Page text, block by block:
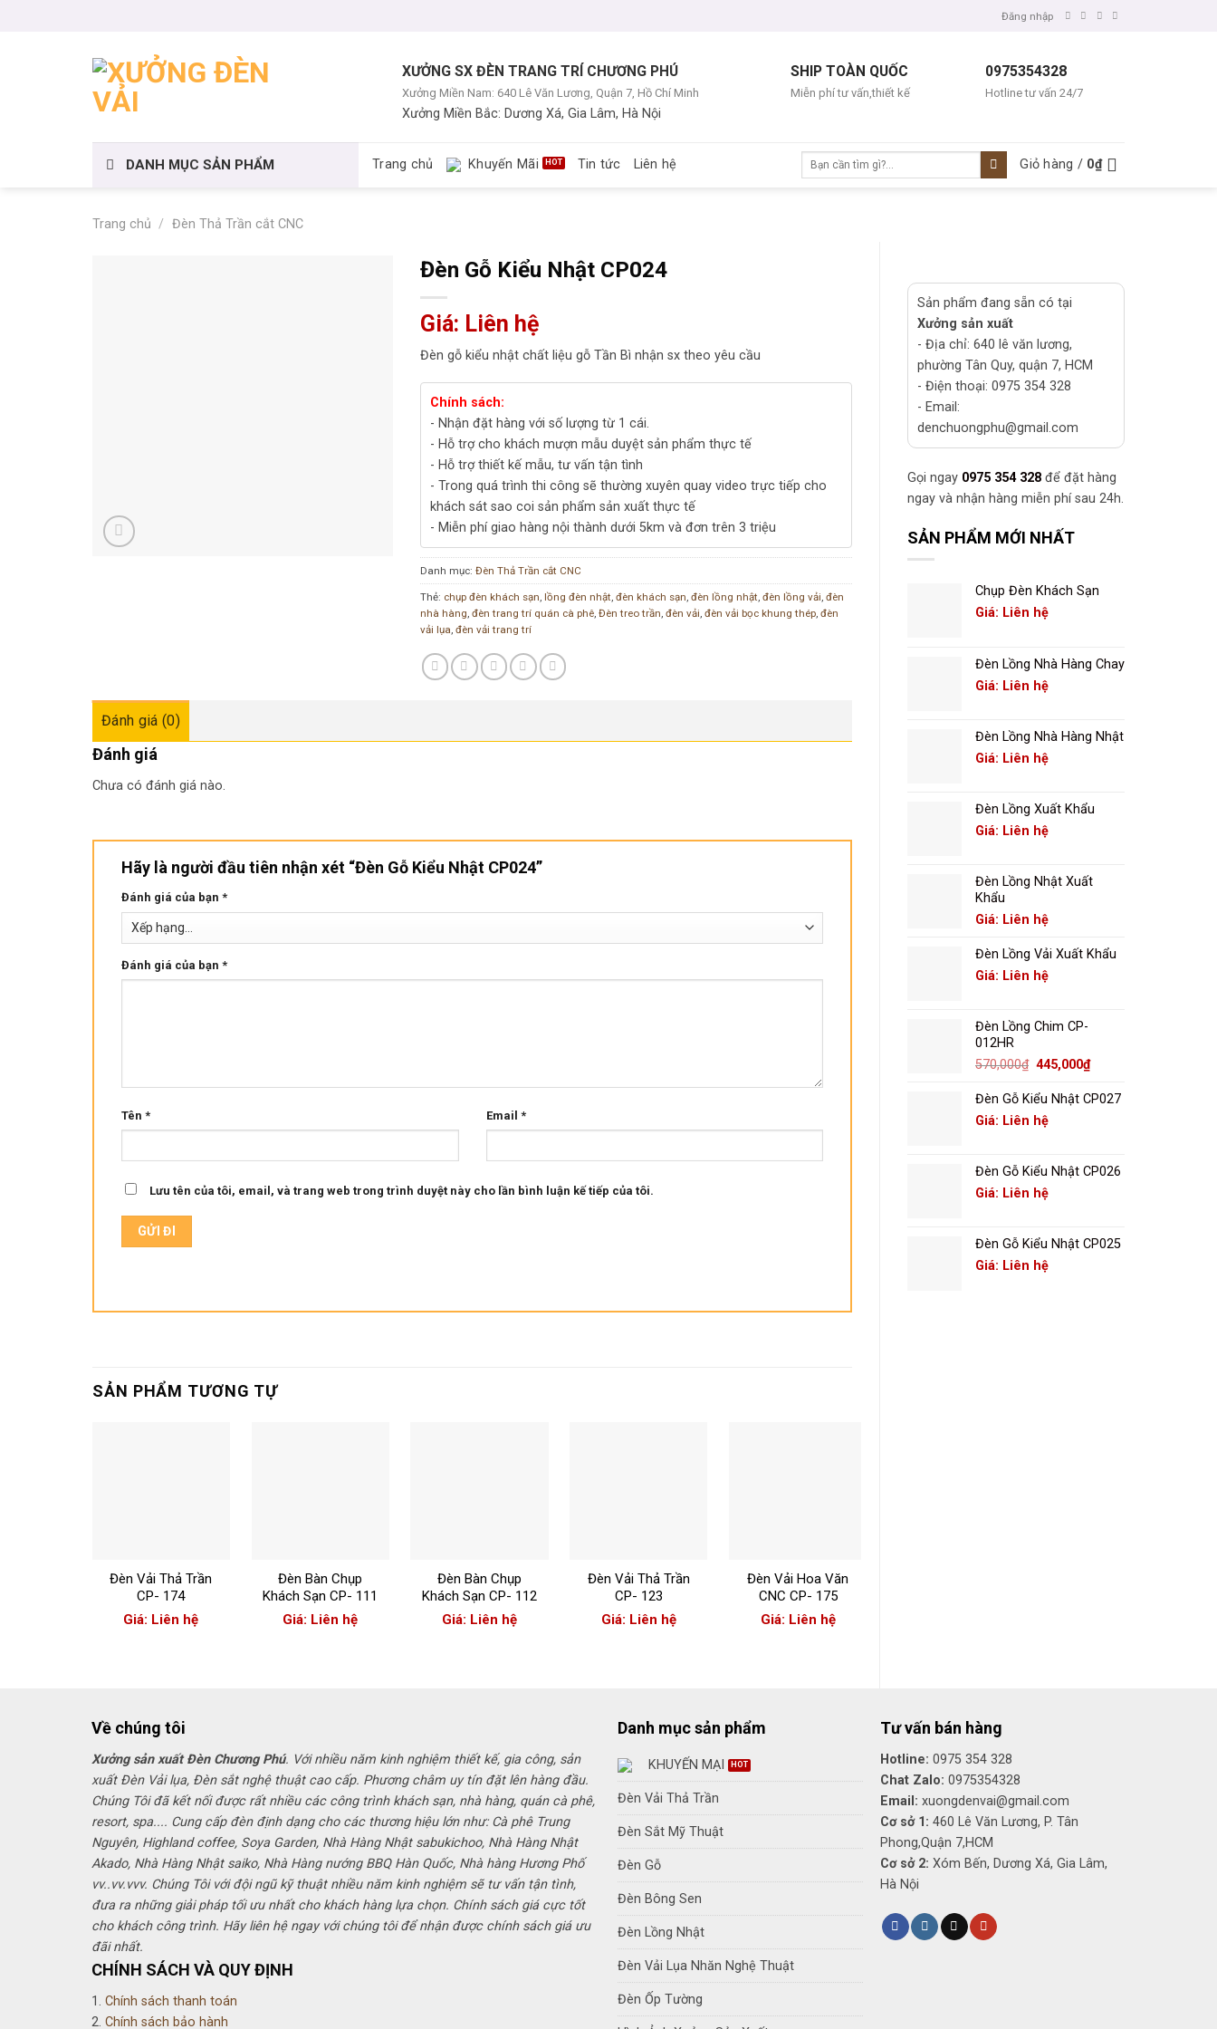
Đăng nhập
XƯỞNG SX ĐÈN TRANG TRÍ CHƯƠNG PHÚ
Xưởng Miền Nam: 640 Lê Văn Lương, Quận 7, Hồ Chí Minh
Xưởng Miền Bắc: Dương Xá, Gia Lâm, Hà Nội
SHIP TOÀN QUỐC
Miễn phí tư vấn,thiết kế
0975354328
Hotline tư vấn 24/7
DANH MỤC SẢN PHẨM Trang chủ Khuyến Mãi Tin tức Liên hệ
Tìm
kiếm:
Giỏ hàng / 0₫
Trang chủ / Đèn Thả Trần cắt CNC
Sản phẩm đang sẵn có tại
Xưởng sản xuất
- Địa chỉ: 640 lê văn lương,
phường Tân Quy, quận 7, HCM
- Điện thoại: 0975 354 328
- Email:
denchuongphu@gmail.com
Gọi ngay 0975 354 328 để đặt hàng
ngay và nhận hàng miễn phí sau 24h.
SẢN PHẨM MỚI NHẤT
Chụp Đèn Khách Sạn
Giá: Liên hệ
Đèn Lồng Nhà Hàng Chay
Giá: Liên hệ
Đèn Lồng Nhà Hàng Nhật
Giá: Liên hệ
Đèn Lồng Xuất Khẩu
Giá: Liên hệ
Đèn Lồng Nhật Xuất
Khẩu
Giá: Liên hệ
Đèn Lồng Vải Xuất Khẩu
Giá: Liên hệ
Đèn Lồng Chim CP-
012HR
570,000₫ Giá
là:
570,000₫.
445,000₫Giá
tại
Đèn Gỗ Kiểu Nhật CP027
Giá: Liên hệ
Đèn Gỗ Kiểu Nhật CP026
Giá: Liên hệ
Đèn Gỗ Kiểu Nhật CP025
Giá: Liên hệ
Đèn Gỗ Kiểu Nhật CP024
Giá: Liên hệ
Đèn gỗ kiểu nhật chất liệu gỗ Tần Bì nhận sx theo yêu cầu
Chính sách:
- Nhận đặt hàng với số lượng từ 1 cái.
- Hỗ trợ cho khách mượn mẫu duyệt sản phẩm thực tế
- Hỗ trợ thiết kế mẫu, tư vấn tận tình
- Trong quá trình thi công sẽ thường xuyên quay video trực tiếp cho
khách sát sao coi sản phẩm sản xuất thực tế
- Miễn phí giao hàng nội thành dưới 5km và đơn trên 3 triệu
Danh mục:Đèn Thả Trần cắt CNC
Thẻ: chụp đèn khách sạn,lồng đèn nhật,đèn khách sạn,đèn lồng nhật,đèn lồng vải,đèn
nhà hàng,đèn trang trí quán cà phê,Đèn treo trần,đèn vải,đèn vải bọc khung thép,đèn
vải lụa,đèn vải trang trí
Đánh giá (0)
Đánh giá
Chưa có đánh giá nào.
Hãy là người đầu tiên nhận xét “Đèn Gỗ Kiểu Nhật CP024”
Đánh giá của bạn *
Đánh giá của bạn *
Tên * Email *
Lưu tên của tôi, email, và trang web trong trình duyệt này cho lần bình luận kế tiếp của tôi.
SẢN PHẨM TƯƠNG TỰ
Đèn Vải Thả Trần
CP- 174
Giá: Liên hệ
Đèn Bàn Chụp
Khách Sạn CP- 111
Giá: Liên hệ
Đèn Bàn Chụp
Khách Sạn CP- 112
Giá: Liên hệ
Đèn Vải Thả Trần
CP- 123
Giá: Liên hệ
Đèn Vải Hoa Văn
CNC CP- 175
Giá: Liên hệ
Về chúng tôi
Xưởng sản xuất Đèn Chương Phú. Với nhiều năm kinh nghiệm thiết kế, gia công, sản
xuất Đèn Vải lụa, Đèn sắt nghệ thuật cao cấp. Phương châm uy tín đặt lên hàng đầu.
Chúng Tôi đã kết nối được rất nhiều các công trình khách sạn, nhà hàng, quán cà phê,
resort, spa.... Cung cấp đèn định dạng cho các thương hiệu lớn như: Cà phê Trung
Nguyên, Highland coffee, Soya Garden, Nhà Hàng Nhật sabukichoo, Nhà Hàng Nhật
Akado, Nhà Hàng Nhật saiko, Nhà Hàng nướng BBQ Hàn Quốc, Nhà hàng Hương Phố
vv..vv.vvv. Chúng Tôi với đội ngũ kỹ thuật nhiều năm kinh nghiệm sẽ tư vấn tận tình,
đưa ra những giải pháp tối ưu nhất cho khách hàng lựa chọn. Chính sách giá cực tốt
cho khách công trình. Hãy liên hệ ngay với chúng tôi để nhận được chính sách giá ưu
đãi nhất.
CHÍNH SÁCH VÀ QUY ĐỊNH
1. Chính sách thanh toán
2. Chính sách bảo hành
Danh mục sản phẩm
KHUYẾN MẠI
Đèn Vải Thả Trần
Đèn Sắt Mỹ Thuật
Đèn Gỗ
Đèn Bông Sen
Đèn Lồng Nhật
Đèn Vải Lụa Nhăn Nghệ Thuật
Đèn Ốp Tường
Tư vấn bán hàng
Hotline: 0975 354 328
Chat Zalo: 0975354328
Email: xuongdenvai@gmail.com
Cơ sở 1: 460 Lê Văn Lương, P. Tân
Phong,Quận 7,HCM
Cơ sở 2: Xóm Bến, Dương Xá, Gia Lâm,
Hà Nội